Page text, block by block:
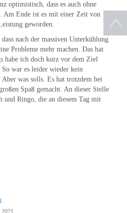
optimistisch, dass es auch ohne
Am Ende ist es mit einer Zeit von
geworden.
nach der massiven Unterkühlung
Probleme mehr machen. Das hat
habe ich doch kurz vor dem Ziel
war es leider wieder kein
was solls. Es hat trotzdem bei
Spaß gemacht. An dieser Stelle
und Ringo, die an diesem Tag mit